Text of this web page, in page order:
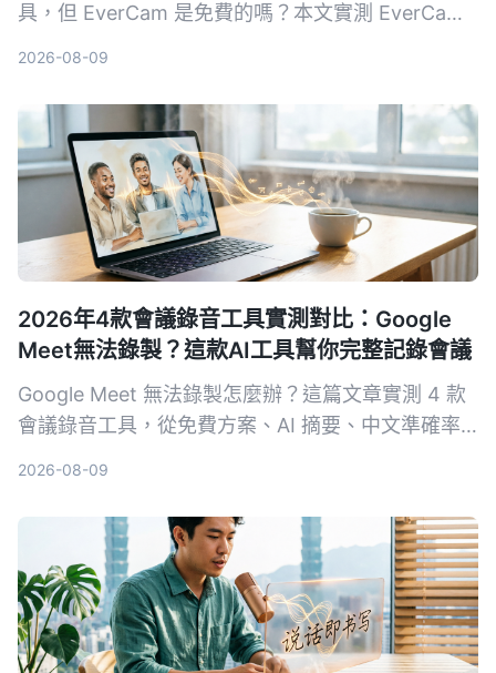
具，但 EverCam 是免費的嗎？本文實測 EverCam
2026-08-09
2026年4款會議錄音工具實測對比：Google
Meet無法錄製？這款AI工具幫你完整記錄會議
Google Meet 無法錄製怎麼辦？這篇文章實測 4 款
會議錄音工具，從免費方案、AI 摘要、中文準確率
2026-08-09